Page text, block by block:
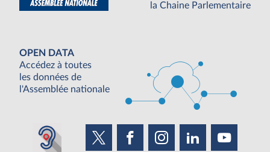
la Chaine Parlementaire
OPEN DATA
Accédez à toutes
les données de
l'Assemblée nationale